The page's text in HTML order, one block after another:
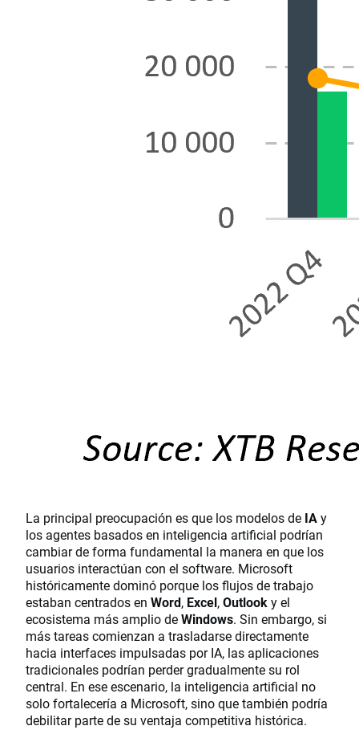
La principal preocupación es que los modelos de IAy
los agentes basados en inteligencia artificial podrían
cambiar de forma fundamental la manera en que los
usuarios interactúan con el software. Microsoft
históricamente dominó porque los flujos de trabajo
estaban centrados en Word, Excel,Outlooky el
ecosistema más amplio deWindows. Sin embargo, si
más tareas comienzan a trasladarse directamente
hacia interfaces impulsadas por IA, las aplicaciones
tradicionales podrían perder gradualmente su rol
central. En ese escenario, la inteligencia artificial no
solo fortalecería a Microsoft, sino que también podría
debilitar parte de su ventaja competitiva histórica.